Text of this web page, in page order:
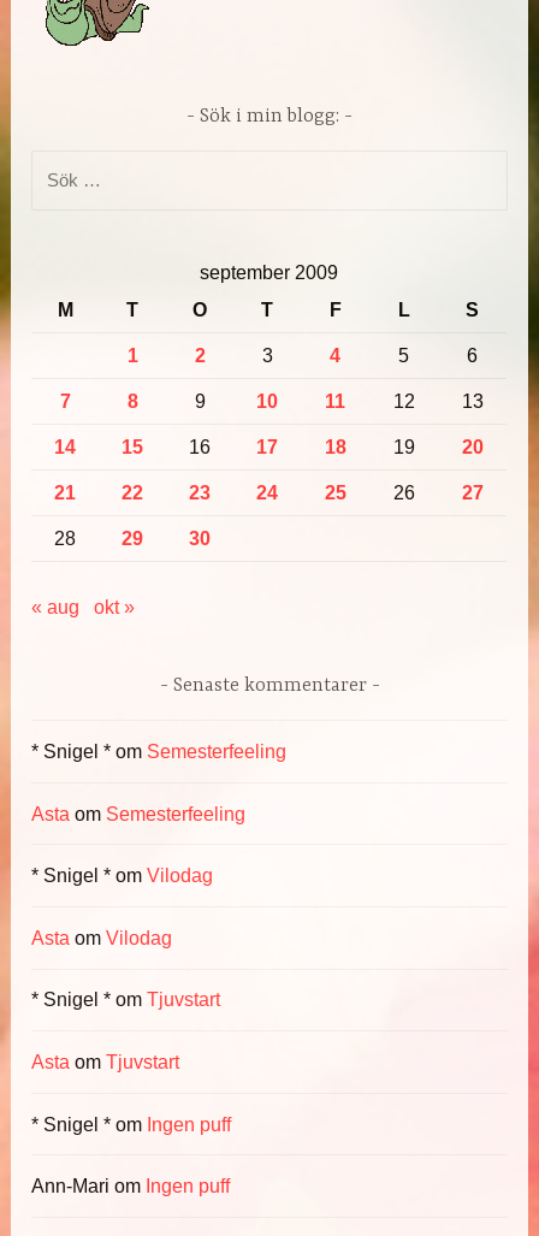
Sök i min blogg:
september 2009
M
T O T F L S
1 2 3 4 5 6
7 8 9 10 11 12 13
14 15 16 17 18 19 20
21 22 23 24 25 26 27
28 29 30
« aug okt »
Senaste kommentarer
* Snigel * om Semesterfeeling
Asta om Semesterfeeling
* Snigel * omVilodag
Asta omVilodag
* Snigel * omTjuvstart
Asta omTjuvstart
* Snigel * om Ingen puff
Ann-Mari om Ingen puff